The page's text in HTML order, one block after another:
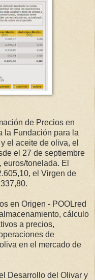
de Precios en
la Fundación para la
el aceite de oliva, el
el 27 de septiembre
tonelada. El
el Virgen de
en Origen - POOLred
cálculo
a precios,
de
en el mercado de
Desarrollo del Olivar y